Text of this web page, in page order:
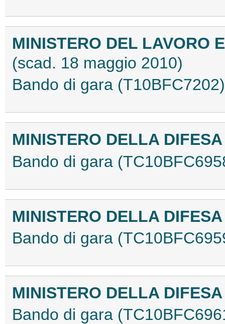
MINISTERO DEL LAVORO
(scad. 18 maggio 2010)
Bando di gara (T10BFC7202)
MINISTERO DELLA
Bando di gara
MINISTERO DELLA
Bando di gara
MINISTERO DELLA
Bando di gara